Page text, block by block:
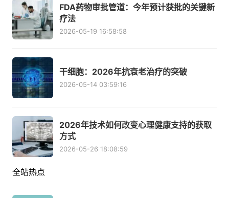
FDA药物审批管道：今年预计获批的关键新
疗法
2026-05-19 16:58:58
干细胞：2026年抗衰老治疗的突破
2026-05-14 03:59:16
2026年技术如何改变心理健康支持的获取
方式
2026-05-26 18:08:59
全站热点